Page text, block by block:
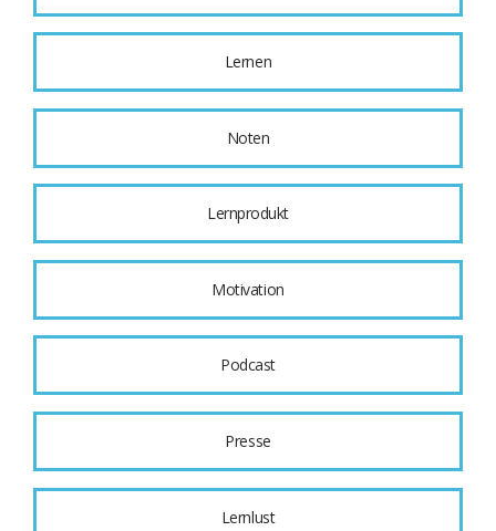
Lernen
Noten
Lernprodukt
Motivation
Podcast
Presse
Lernlust